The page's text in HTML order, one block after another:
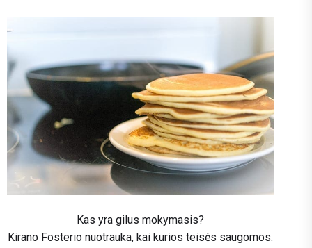
Kas yra gilus mokymasis?
Kirano Fosterio nuotrauka, kai kurios teisės saugomos.